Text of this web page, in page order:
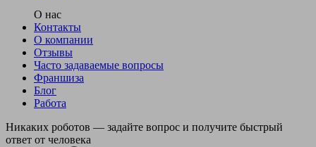
О нас
Контакты
О компании
Отзывы
Часто задаваемые вопросы
Франшиза
Блог
Работа
Никаких роботов — задайте вопрос и получите быстрый
ответ от человека